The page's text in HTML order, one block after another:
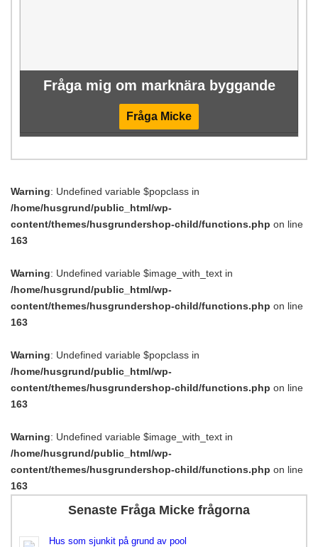
Fråga mig om marknära byggande
Fråga Micke
Warning: Undefined variable $popclass in
/home/husgrund/public_html/wp-
content/themes/husgrundershop-child/functions.php on line
163
Warning: Undefined variable $image_with_text in
/home/husgrund/public_html/wp-
content/themes/husgrundershop-child/functions.php on line
163
Warning: Undefined variable $popclass in
/home/husgrund/public_html/wp-
content/themes/husgrundershop-child/functions.php on line
163
Warning: Undefined variable $image_with_text in
/home/husgrund/public_html/wp-
content/themes/husgrundershop-child/functions.php on line
163
Senaste Fråga Micke frågorna
Hus som sjunkit på grund av pool